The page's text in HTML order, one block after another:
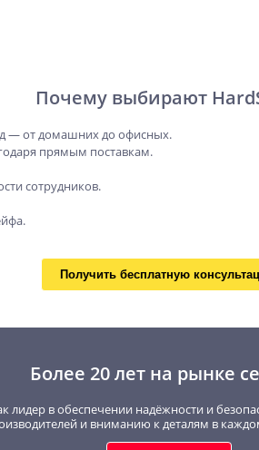
Почему выбирают
— от домашних до офисных.
прямым поставкам.
сотрудников.
Получить бесплатную
Более 20 лет на рынке
лидер в обеспечении надёжности и
и вниманию к деталям в